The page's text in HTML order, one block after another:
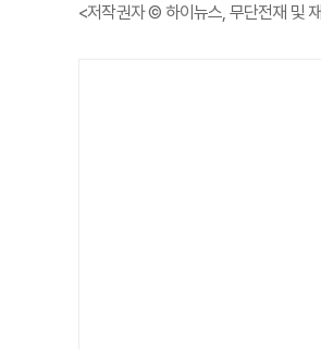
<저작권자 © 하이뉴스, 무단전재 및